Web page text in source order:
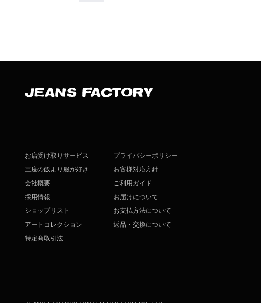
お店受け取りサービス
三度の飯より服が好き
会社概要
採用情報
ショップリスト
アートコレクション
特定商取引法
プライバシーポリシー
お客様対応方針
ご利用ガイド
お届けについて
お支払方法について
返品・交換について